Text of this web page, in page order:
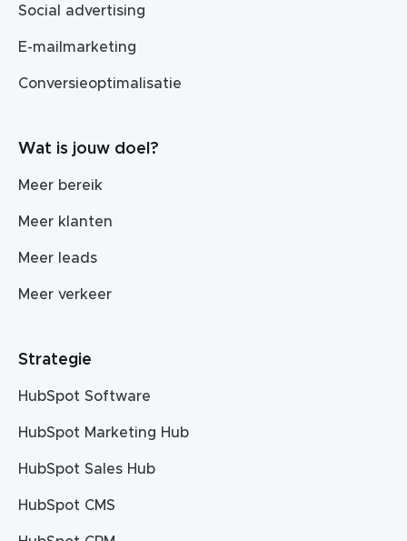
Social advertising
E-mailmarketing
Conversieoptimalisatie
Wat is jouw doel?
Meer bereik
Meer klanten
Meer leads
Meer verkeer
Strategie
HubSpot Software
HubSpot Marketing Hub
HubSpot Sales Hub
HubSpot CMS